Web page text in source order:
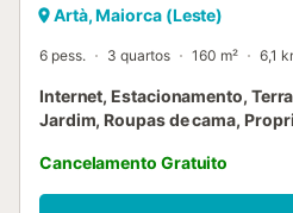
Artà, Maiorca (Leste)
6 pess. 3 quartos 160 m² 6,1
Internet, Estacionamento,
Jardim, Roupas de cama,
Cancelamento Gratuito